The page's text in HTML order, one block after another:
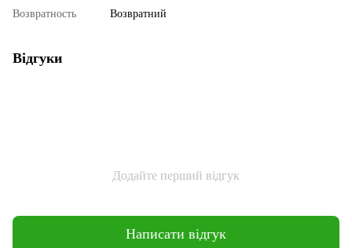
Возвратность
Возвратний
Відгуки
Додайте перший відгук
Написати відгук